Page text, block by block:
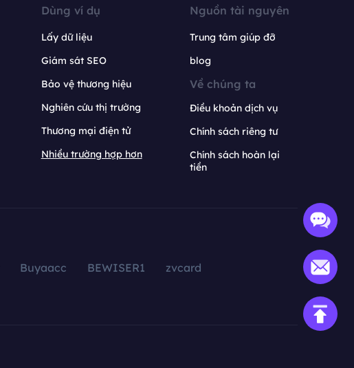
Dùng ví dụ
Lấy dữ liệu
Giám sát SEO
Bảo vệ thương hiệu
Nghiên cứu thị trường
Thương mại điện tử
Nhiều trường hợp hơn
Nguồn tài nguyên
Trung tâm giúp đỡ
blog
Về chúng ta
Điều khoản dịch vụ
Chính sách riêng tư
Chính sách hoàn lại
tiền
Buyaacc BEWISER1
zvcard